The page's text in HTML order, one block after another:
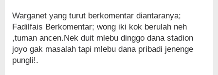
Warganet yang turut berkomentar diantaranya;
Fadilfais Berkomentar; wong iki kok berulah neh
,tuman ancen.Nek duit mlebu dinggo dana stadion
joyo gak masalah tapi mlebu dana pribadi jenenge
pungli!.